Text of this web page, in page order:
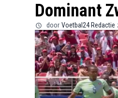
Dominant
door Voetbal24 Redactie